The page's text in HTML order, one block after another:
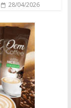
28/04/2026